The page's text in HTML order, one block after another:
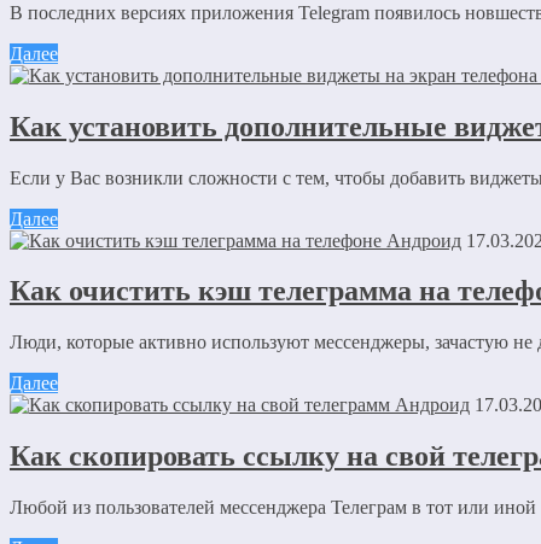
Комментарий*
Имя
Email
Сайт
Сохранить моё имя, email и адрес сайта в этом браузере
Отправляя сообщение, Вы разрешаете сбор и обработку
В последних версиях приложения Telegram появилось
Далее
Как установить дополнительные
Если у Вас возникли сложности с тем, чтобы добавить
Далее
Как очистить кэш телеграмма на
Люди, которые активно используют мессенджеры, зачастую
Далее
Как скопировать ссылку на свой
Любой из пользователей мессенджера Телеграм в тот или